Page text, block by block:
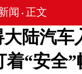
闻 • 正文
陆汽车
“安全”